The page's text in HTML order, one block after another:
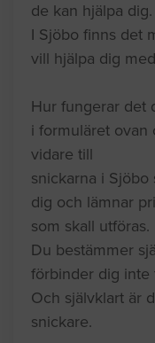
de kan hjälpa dig.
I Sjöbo finns det
vill hjälpa dig
Hur fungerar det
i formuläret ovan
vidare till
snickarna i
dig och lämnar
som skall utföras.
Du bestämmer
förbinder dig inte
Och självklart är
snickare.